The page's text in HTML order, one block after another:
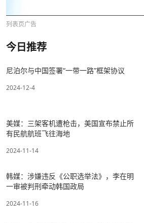
列表页广告
今日推荐
尼泊尔与中国签署“一带一路”框架协议
2024-12-4
美媒：三架客机遭枪击，美国宣布禁止所
有民航航班飞往海地
2024-11-14
韩媒：涉嫌违反《公职选举法》，李在明
一审被判刑牵动韩国政局
2024-11-16